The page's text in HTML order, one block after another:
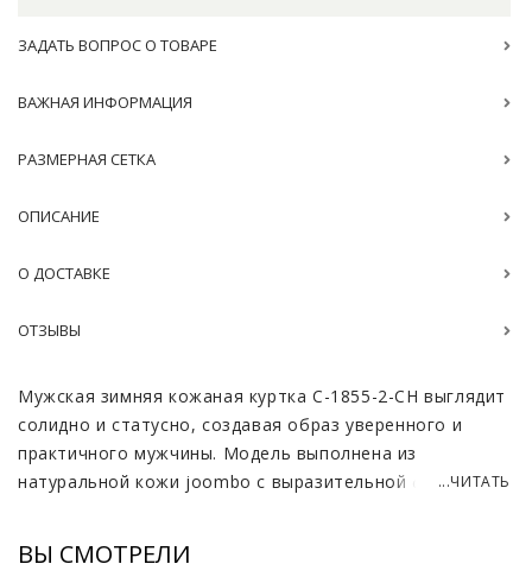
ЗАДАТЬ ВОПРОС О ТОВАРЕ
ВАЖНАЯ ИНФОРМАЦИЯ
РАЗМЕРНАЯ СЕТКА
ОПИСАНИЕ
О ДОСТАВКЕ
ОТЗЫВЫ
Мужская зимняя кожаная куртка С-1855-2-CH выглядит
солидно и статусно, создавая образ уверенного и
практичного мужчины. Модель выполнена из
натуральной кожи joombo с выразительной фактурой
плотный, эластичный и приятный на ощупь, хорошо
...ЧИТАТЬ
ВЫ СМОТРЕЛИ